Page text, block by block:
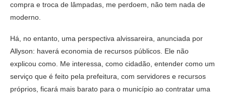
compra e troca de lâmpadas, me perdoem, não tem nada de
moderno.
Há, no entanto, uma perspectiva alvissareira, anunciada por
Allyson: haverá economia de recursos públicos. Ele não
explicou como. Me interessa, como cidadão, entender como um
serviço que é feito pela prefeitura, com servidores e recursos
próprios, ficará mais barato para o município ao contratar uma